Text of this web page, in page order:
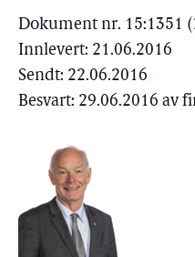
Dokument nr. 15:1351
Innlevert: 21.06.2016
Sendt: 22.06.2016
Besvart: 29.06.2016 av